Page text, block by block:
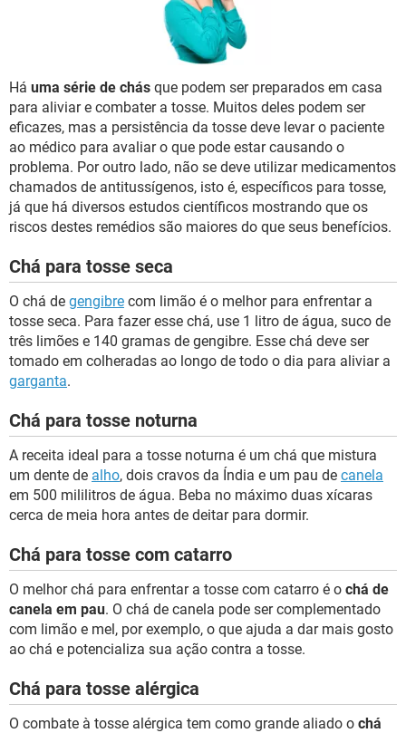
Há uma série de chás que podem ser preparados em casa
para aliviar e combater a tosse. Muitos deles podem ser
eficazes, mas a persistência da tosse deve levar o paciente
ao médico para avaliar o que pode estar causando o
problema. Por outro lado, não se deve utilizar medicamentos
chamados de antitussígenos, isto é, específicos para tosse,
já que há diversos estudos científicos mostrando que os
riscos destes remédios são maiores do que seus benefícios.
Chá para tosse seca
O chá de gengibre com limão é o melhor para enfrentar a
tosse seca. Para fazer esse chá, use 1 litro de água, suco de
três limões e 140 gramas de gengibre. Esse chá deve ser
tomado em colheradas ao longo de todo o dia para aliviar a
garganta.
Chá para tosse noturna
A receita ideal para a tosse noturna é um chá que mistura
um dente de alho, dois cravos da Índia e um pau de canela
em 500 mililitros de água. Beba no máximo duas xícaras
cerca de meia hora antes de deitar para dormir.
Chá para tosse com catarro
O melhor chá para enfrentar a tosse com catarro é o chá de
canela em pau. O chá de canela pode ser complementado
com limão e mel, por exemplo, o que ajuda a dar mais gosto
ao chá e potencializa sua ação contra a tosse.
Chá para tosse alérgica
O combate à tosse alérgica tem como grande aliado o chá